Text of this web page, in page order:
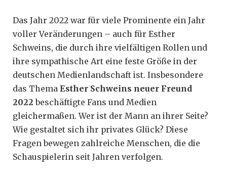
Das Jahr 2022 war für viele Prominente ein Jahr
voller Veränderungen – auch für Esther
Schweins, die durch ihre vielfältigen Rollen und
ihre sympathische Art eine feste Größe in der
deutschen Medienlandschaft ist. Insbesondere
das Thema Esther Schweins neuer Freund
2022 beschäftigte Fans und Medien
gleichermaßen. Wer ist der Mann an ihrer Seite?
Wie gestaltet sich ihr privates Glück? Diese
Fragen bewegen zahlreiche Menschen, die die
Schauspielerin seit Jahren verfolgen.